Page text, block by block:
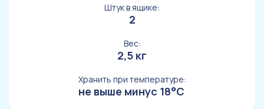
Штук в ящике:
2
Вес:
2,5 кг
Хранить при температуре:
не выше минус 18°С